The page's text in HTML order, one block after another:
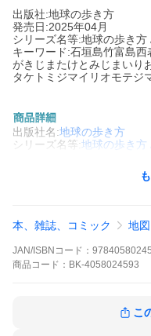
出版社:地球の歩き方
発売日:2025年04月
シリーズ名等:地球の歩き方
キーワード:石垣島竹富島
がきじまたけとみじまいり
タケトミジマイリオモテジ
出版社名:地球の歩き方
シリーズ名等:地球の歩き方
島の人が教えてくれた、地
本、雑誌、コミック 地
JAN/ISBNコード：
商品 コード： BK-4058024593
こ